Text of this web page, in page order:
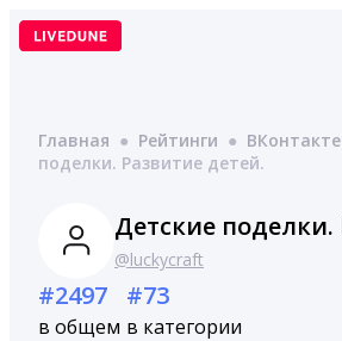
Перейти
Главная ● Рейтинги ● ВКонтакте
поделки. Развитие детей.
@luckycraft
#2497
в общем
#73
в категории